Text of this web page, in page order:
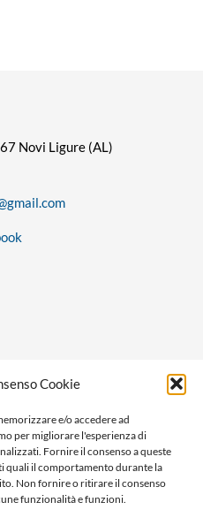
Cookie
e/o accedere ad
per migliorare l'esperienza di
Fornire il consenso a queste
quali il comportamento durante la
Non fornire o ritirare il consenso
funzionalità e funzioni.
Novi Ligure (AL)